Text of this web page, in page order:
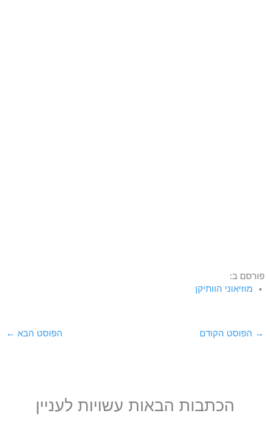
פורסם ב:
מוזיאוני הוותיקן
→ הפוסט הקודם הפוסט הבא ←
הכתבות הבאות עשויות לעניין